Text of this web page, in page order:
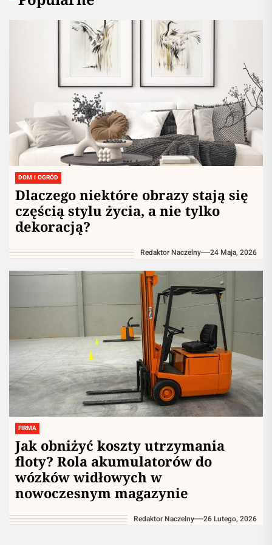
DOM I OGRÓD
Dlaczego niektóre obrazy stają się
częścią stylu życia, a nie tylko
dekoracją?
Redaktor Naczelny 24 Maja, 2026
FIRMA
Jak obniżyć koszty utrzymania
floty? Rola akumulatorów do
wózków widłowych w
nowoczesnym magazynie
Redaktor Naczelny 26 Lutego, 2026